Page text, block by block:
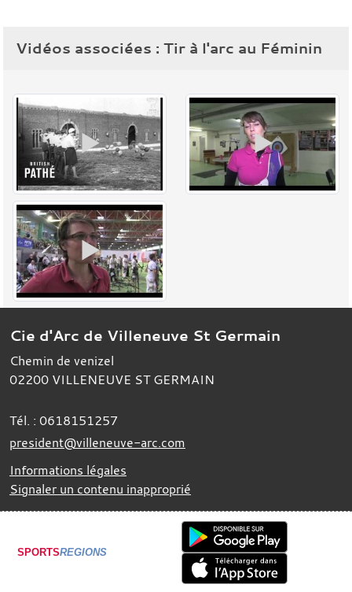
Vidéos associées : Tir à l'arc au Féminin
Cie d'Arc de Villeneuve St Germain
Chemin de venizel
02200 VILLENEUVE ST GERMAIN
Tél. : 0618151257
president@villeneuve-arc.com
Informations légales
Signaler un contenu inapproprié
SPORTSREGIONS